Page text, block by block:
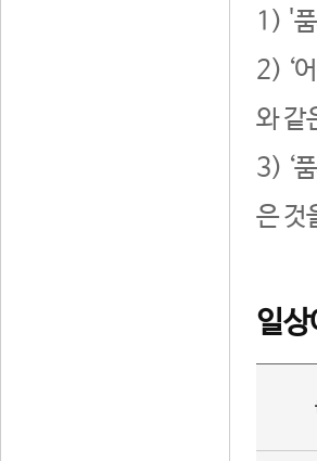
1) '
2) ‘
와 같
3) ‘
은 것
일상